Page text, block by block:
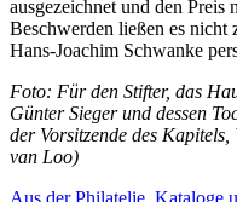
ausgezeichnet und den
Beschwerden ließen es nicht
Hans-Joachim Schwanke
Foto: Für den Stifter, das
Günter Sieger und dessen
der Vorsitzende des
van Loo)
Aus der Philatelie, Kataloge